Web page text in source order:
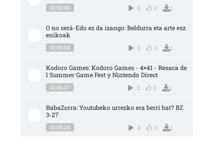
01:02:00 6 0 1
O no será-Edo ez da izango: Beldurra eta arte esz
enikoak
01:00:04 3 0 1
Kodoro Games: Kodoro Games - 4×41 - Resaca de
l Summer Game Fest y Nintendo Direct
01:06:17 3 0 1
BabaZorra: Youtubeko urrezko era berri bat? BZ
3-27
01:06:24 4 0 1